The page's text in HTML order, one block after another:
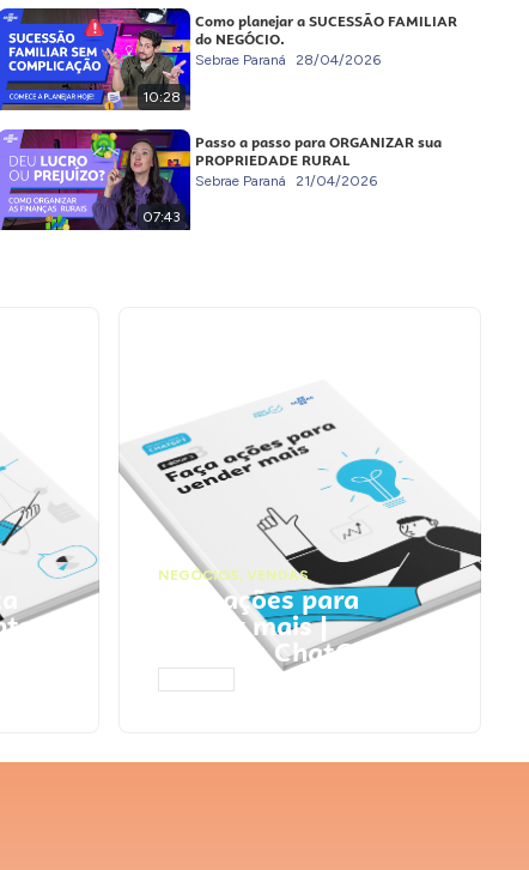
10:28
Como planejar a SUCESSÃO FAMILIAR
do NEGÓCIO.
Sebrae Paraná 28/04/2026
07:43
Passo a passo para ORGANIZAR sua
PROPRIEDADE RURAL
Sebrae Paraná 21/04/2026
NEGÓCIOS, VENDAS
Faça ações para
vender mais |
Prompts ChatGPT